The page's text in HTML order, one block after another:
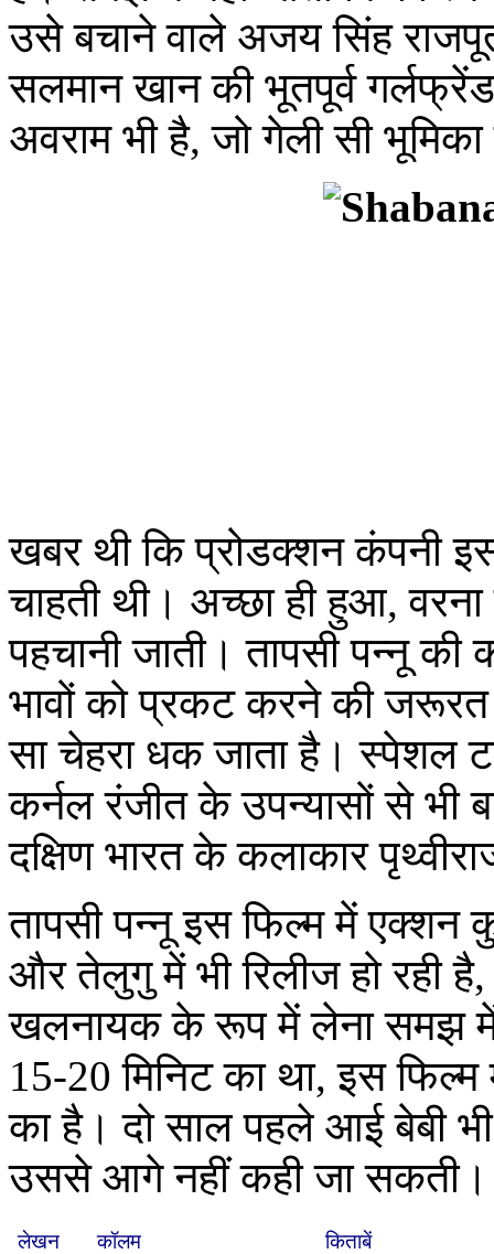
उसे बचाने वाले अजय सिंह
सलमान खान की भूतपूर्व
अवराम भी है, जो गेली सी
खबर थी कि प्रोडक्शन कंपनी
चाहती थी। अच्छा ही हुआ,
पहचानी जाती। तापसी पन्नू
भावों को प्रकट करने की जरूरत
सा चेहरा धक जाता है। स्पेशल
कर्नल रंजीत के उपन्यासों से भी
दक्षिण भारत के कलाकार
तापसी पन्नू इस फिल्म में एक्शन
और तेलुगु में भी रिलीज हो रही
खलनायक के रूप में लेना समझ में
15-20 मिनिट का था, इस
का है। दो साल पहले आई बेबी
उससे आगे नहीं कही जा सकती।
लेखन कॉलम किताबें